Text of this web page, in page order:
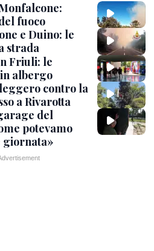
fuoco
e Duino: le
strada
Friuli: le
albergo
contro la
a Rivarotta
del
potevamo
giornata»